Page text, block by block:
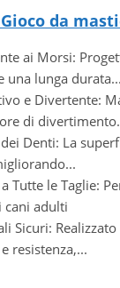
da
ai Morsi:
una lunga durata...
e Divertente:
di
Denti: La
Tutte le Taglie:
cani adulti
Sicuri:
resistenza,...